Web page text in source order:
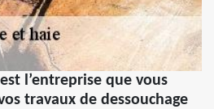
l’entreprise que vous
travaux de dessouchage